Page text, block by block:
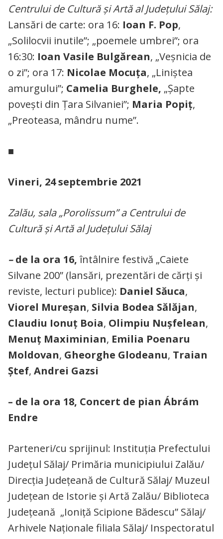
Centrului de Cultură și Artă al Județului Sălaj:
Lansări de carte: ora 16: Ioan F. Pop,
„Solilocvii inutile”; „poemele umbrei”; ora
16:30: Ioan Vasile Bulgărean, „Veșnicia de
o zi”; ora 17: Nicolae Mocuța, „Liniștea
amurgului”; Camelia Burghele, „Șapte
povești din Țara Silvaniei”; Maria Popiț,
„Preoteasa, mândru nume”.
■
Vineri, 24 septembrie 2021
Zalău, sala „Porolissum” a Centrului de
Cultură și Artă al Județului Sălaj
–de la ora 16,întâlnire festivă „Caiete
Silvane 200” (lansări, prezentări de cărți și
reviste, lecturi publice): Daniel Săuca,
Viorel Mureșan, Silvia Bodea Sălăjan,
Claudiu Ionuț Boia, Olimpiu Nușfelean,
Menuț Maximinian, Emilia Poenaru
Moldovan, Gheorghe Glodeanu, Traian
Ștef, Andrei Gazsi
– de la ora 18, Concert de pian Ábrám
Endre
Parteneri/cu sprijinul: Instituția Prefectului
Județul Sălaj/ Primăria municipiului Zalău/
Direcția Județeană de Cultură Sălaj/ Muzeul
Județean de Istorie și Artă Zalău/ Biblioteca
Județeană „Ioniță Scipione Bădescu” Sălaj/
Arhivele Naționale filiala Sălaj/ Inspectoratul